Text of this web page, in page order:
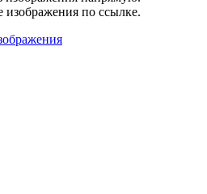
изображения по ссылке.